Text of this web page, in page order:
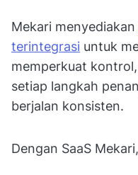
Mekari menyediakan
terintegrasi untuk
memperkuat
setiap langkah
berjalan konsisten.
Dengan SaaS